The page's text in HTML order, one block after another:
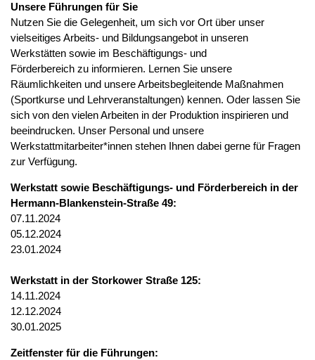
Unsere Führungen für Sie
Nutzen Sie die Gelegenheit, um sich vor Ort über unser
vielseitiges Arbeits- und Bildungsangebot in unseren
Werkstätten sowie im Beschäftigungs- und
Förderbereich zu informieren. Lernen Sie unsere
Räumlichkeiten und unsere Arbeitsbegleitende Maßnahmen
(Sportkurse und Lehrveranstaltungen) kennen. Oder lassen Sie
sich von den vielen Arbeiten in der Produktion inspirieren und
beeindrucken. Unser Personal und unsere
Werkstattmitarbeiter*innen stehen Ihnen dabei gerne für Fragen
zur Verfügung.
Werkstatt sowie Beschäftigungs- und Förderbereich in der
Hermann-Blankenstein-Straße 49:
07.11.2024
05.12.2024
23.01.2024
Werkstatt in der Storkower Straße 125:
14.11.2024
12.12.2024
30.01.2025
Zeitfenster für die Führungen: